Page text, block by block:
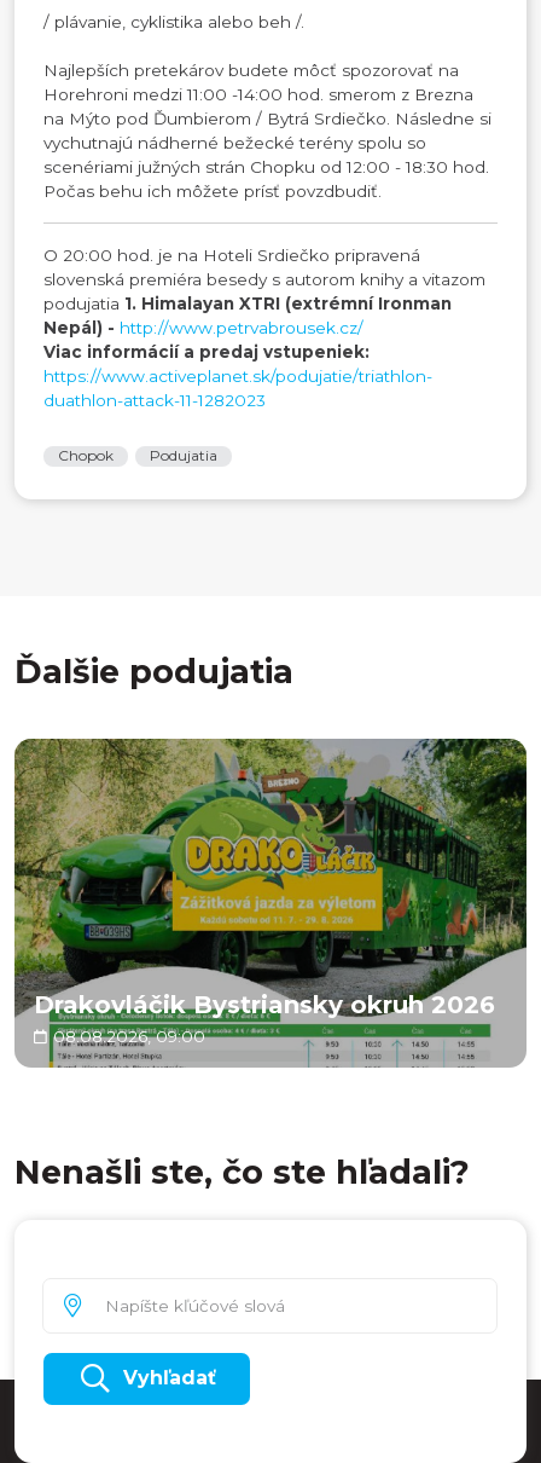
/ plávanie, cyklistika alebo beh /.
Najlepších pretekárov budete môcť spozorovať na
Horehroni medzi 11:00 -14:00 hod. smerom z Brezna
na Mýto pod Ďumbierom / Bytrá Srdiečko. Následne si
vychutnajú nádherné bežecké terény spolu so
scenériami južných strán Chopku od 12:00 - 18:30 hod.
Počas behu ich môžete prísť povzdbudiť.
O 20:00 hod. je na Hoteli Srdiečko pripravená
slovenská premiéra besedy s autorom knihy a vitazom
podujatia 1. Himalayan XTRI (extrémní Ironman
Nepál) - http://www.petrvabrousek.cz/
Viac informácií a predaj vstupeniek:
https://www.activeplanet.sk/podujatie/triathlon-
duathlon-attack-11-1282023
Chopok Podujatia
Ďalšie podujatia
Drakovláčik Bystriansky okruh 2026
08.08.2026, 09:00
Nenašli ste, čo ste hľadali?
Vyhľadať